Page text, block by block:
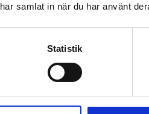
samlat in när du har använt
Statistik